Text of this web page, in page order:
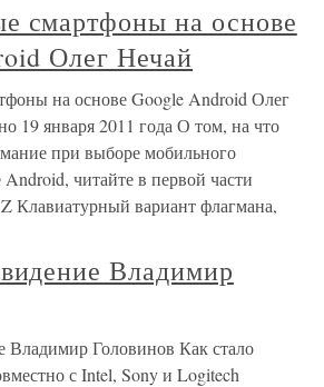
смартфоны на основе
Олег Нечай
на основе Google Android Олег
19 января 2011 года О том, на что
при выборе мобильного
читайте в первой части
Клавиатурный вариант флагмана,
Владимир
Владимир Головинов Как стало
с Intel, Sony и Logitech